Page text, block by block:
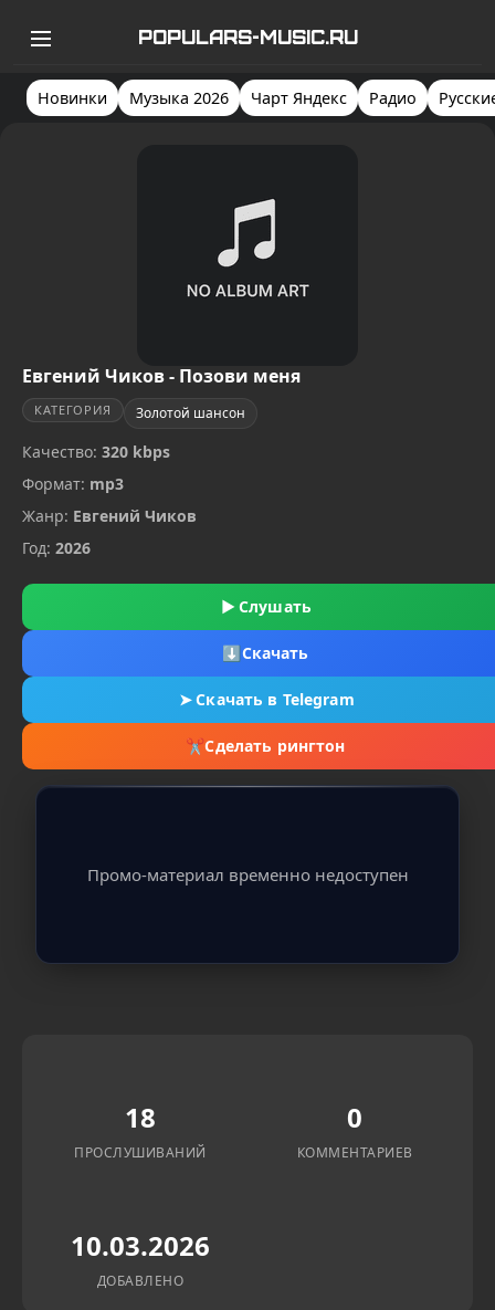
POPULARS-MUSIC.RU
Новинки Музыка 2026 Чарт Яндекс Радио
Евгений Чиков - Позови меня
КАТЕГОРИЯ Золотой шансон
Качество: 320 kbps
Формат: mp3
Жанр: Евгений Чиков
Год: 2026
▶ Слушать
⬇Скачать
➤Скачать в Telegram
✂Сделать рингтон
Промо-материал временно недоступен
18
ПРОСЛУШИВАНИЙ
0
КОММЕНТАРИЕВ
10.03.2026
ДОБАВЛЕНО